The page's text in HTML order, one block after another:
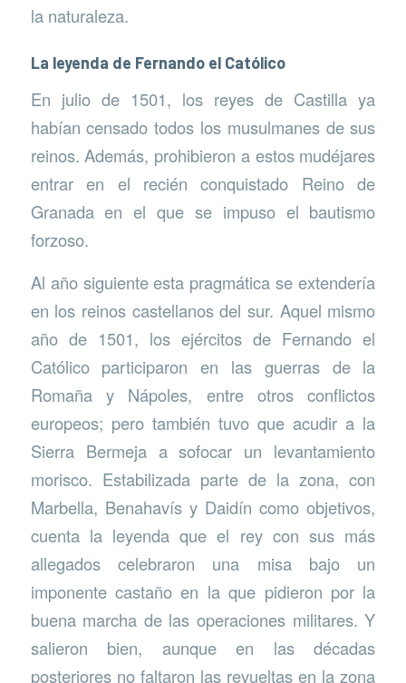
la naturaleza.
La leyenda de Fernando el Católico
En julio de 1501, los reyes de Castilla ya
habían censado todos los musulmanes de sus
reinos. Además, prohibieron a estos mudéjares
entrar en el recién conquistado Reino de
Granada en el que se impuso el bautismo
forzoso.
Al año siguiente esta pragmática se extendería
en los reinos castellanos del sur. Aquel mismo
año de 1501, los ejércitos de Fernando el
Católico participaron en las guerras de la
Romaña y Nápoles, entre otros conflictos
europeos; pero también tuvo que acudir a la
Sierra Bermeja a sofocar un levantamiento
morisco. Estabilizada parte de la zona, con
Marbella, Benahavís y Daidín como objetivos,
cuenta la leyenda que el rey con sus más
allegados celebraron una misa bajo un
imponente castaño en la que pidieron por la
buena marcha de las operaciones militares. Y
salieron bien, aunque en las décadas
posteriores no faltaron las revueltas en la zona